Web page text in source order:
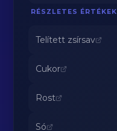
RÉSZLETES ÉRTÉKEK
Telített zsírsav
Cukor
Rost
Só